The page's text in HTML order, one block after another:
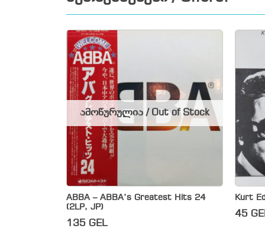
ABBA – ABBA’s Greatest Hits 24
(2LP, JP)
135 GEL
ამოწურულია / Out of Stock
Kurt
45